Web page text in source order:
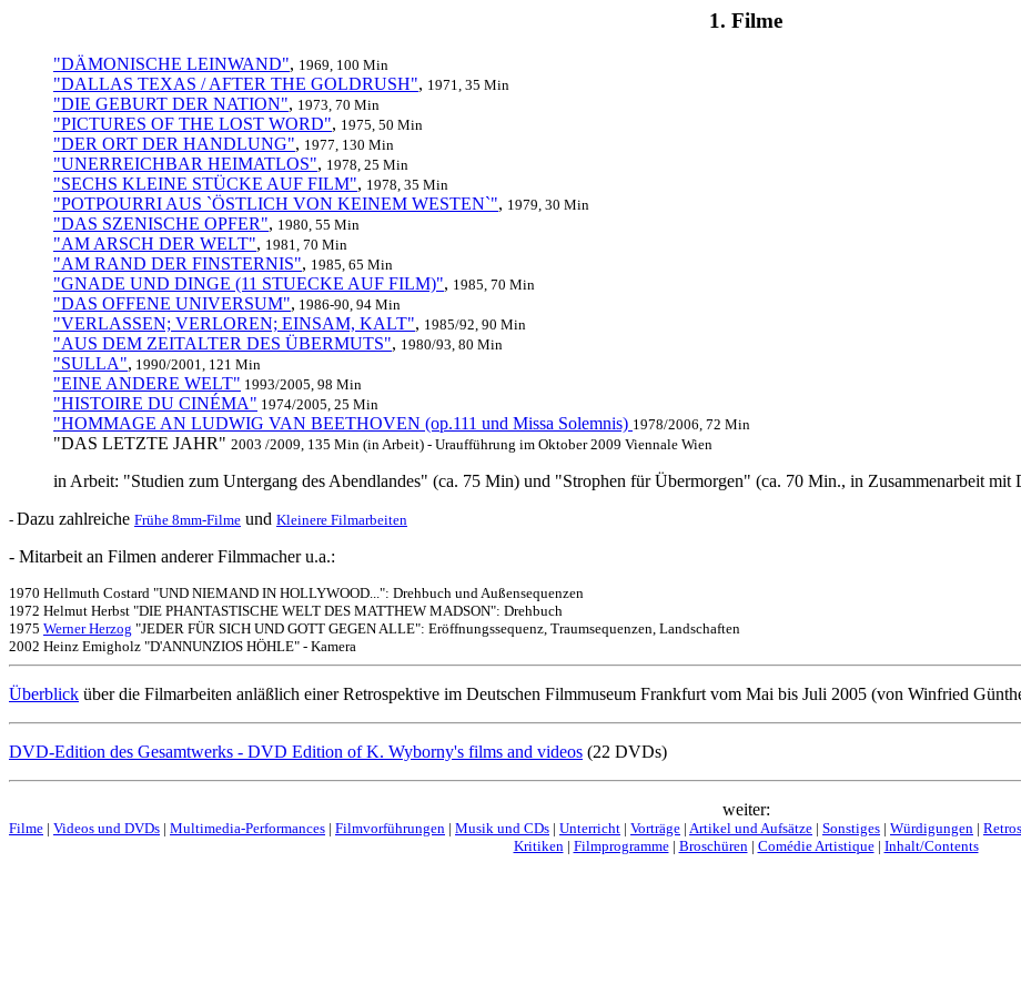
1. Filme
"DÄMONISCHE LEINWAND", 1969, 100 Min
"DALLAS TEXAS / AFTER THE GOLDRUSH", 1971, 35 Min
"DIE GEBURT DER NATION", 1973, 70 Min
"PICTURES OF THE LOST WORD", 1975, 50 Min
"DER ORT DER HANDLUNG", 1977, 130 Min
"UNERREICHBAR HEIMATLOS", 1978, 25 Min
"SECHS KLEINE STÜCKE AUF FILM", 1978, 35 Min
"POTPOURRI AUS `ÖSTLICH VON KEINEM WESTEN`", 1979, 30 Min
"DAS SZENISCHE OPFER", 1980, 55 Min
"AM ARSCH DER WELT", 1981, 70 Min
"AM RAND DER FINSTERNIS", 1985, 65 Min
"GNADE UND DINGE (11 STUECKE AUF FILM)", 1985, 70 Min
"DAS OFFENE UNIVERSUM", 1986-90, 94 Min
"VERLASSEN; VERLOREN; EINSAM, KALT", 1985/92, 90 Min
"AUS DEM ZEITALTER DES ÜBERMUTS", 1980/93, 80 Min
"SULLA", 1990/2001, 121 Min
"EINE ANDERE WELT" 1993/2005, 98 Min
"HISTOIRE DU CINÉMA" 1974/2005, 25 Min
"HOMMAGE AN LUDWIG VAN BEETHOVEN (op.111 und Missa Solemnis) 1978/2006, 72 Min
"DAS LETZTE JAHR" 2003 /2009, 135 Min (in Arbeit) - Uraufführung im Oktober 2009 Viennale Wien
in Arbeit: "Studien zum Untergang des Abendlandes" (ca. 75 Min) und "Strophen für Übermorgen" (ca. 70 Min., in Zusammenarbeit mit
- Dazu zahlreiche Frühe 8mm-Filme und Kleinere Filmarbeiten
- Mitarbeit an Filmen anderer Filmmacher u.a.:
1970 Hellmuth Costard "UND NIEMAND IN HOLLYWOOD...": Drehbuch und Außensequenzen
1972 Helmut Herbst "DIE PHANTASTISCHE WELT DES MATTHEW MADSON": Drehbuch
1975 Werner Herzog "JEDER FÜR SICH UND GOTT GEGEN ALLE": Eröffnungssequenz, Traumsequenzen, Landschaften
2002 Heinz Emigholz "D'ANNUNZIOS HÖHLE" - Kamera
Überblick über die Filmarbeiten anläßlich einer Retrospektive im Deutschen Filmmuseum Frankfurt vom Mai bis Juli 2005 (von Winfried
DVD-Edition des Gesamtwerks - DVD Edition of K. Wyborny's films and videos (22 DVDs)
weiter:
Filme | Videos und DVDs | Multimedia-Performances | Filmvorführungen | Musik und CDs | Unterricht | Vorträge | Artikel und Aufsätze | Sonstiges | Würdigungen |
Kritiken | Filmprogramme| Broschüren | Comédie Artistique| Inhalt/Contents